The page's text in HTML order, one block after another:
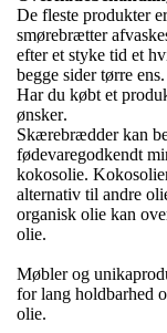
De fleste produkter
smørebrætter
efter et styke tid et
begge sider tørre ens.
Har du købt et
ønsker.
Skærebrædder kan
fødevaregodkendt
kokosolie.
alternativ til andre
organisk olie kan
olie.
Møbler og
for lang holdbarhed
olie.